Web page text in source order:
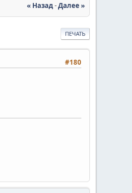
« Назад-Далее »
ПЕЧАТЬ
#180